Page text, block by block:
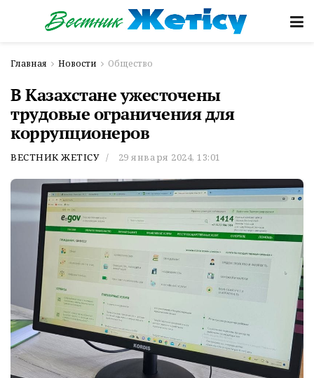
Главная Новости Общество
В Казахстане ужесточены
трудовые ограничения для
коррупционеров
ВЕСТНИК ЖЕТІСУ 29 января 2024, 13:01